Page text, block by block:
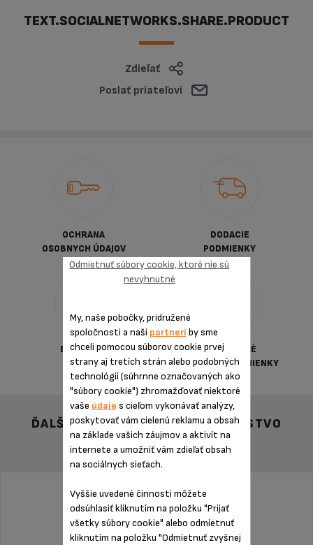
TEXT.SOCIALNETWORKS.SHARE.PRODUCT
Zdieľať
Poslať priateľovi
OCHRANA
OSOBNYCH ÚDAJOV
DODACIE
PODMIENKY
BEZPEČNÁ
PLATBA
VŠEOBECNÉ
OBCHDNÉ PODMIENKY
ĎALŠIE ODPORÚČANÉ PRÍSLUŠENSTVO
My, naše pobočky, pridružené
spoločnosti a naši partneri by sme
chceli pomocou súborov cookie prvej
strany aj tretích strán alebo podobných
technológií (súhrnne označovaných ako
"súbory cookie") zhromažďovať niektoré
vaše údaje s cieľom vykonávať analýzy,
poskytovať vám cielenú reklamu a obsah
na základe vašich záujmov a aktivít na
internete a umožniť vám zdieľať obsah
na sociálnych sieťach.
Vyššie uvedené činnosti môžete
odsúhlasiť kliknutím na položku "Prijať
všetky súbory cookie" alebo odmietnuť
kliknutím na položku "Odmietnuť zvyšnej
Odmietnuť súbory cookie, ktoré nie sú
nevyhnutné